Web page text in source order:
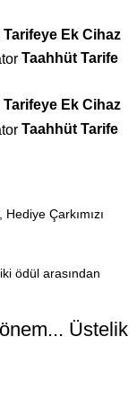
Tarifeye Ek Cihaz
Taahhüt Tarife
Tarifeye Ek Cihaz
Taahhüt Tarife
Çarkımızı
ödül arasından
Üstelik